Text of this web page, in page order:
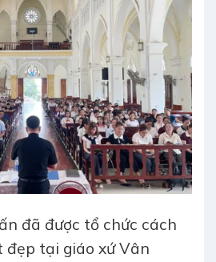
đã được tổ chức cách
đẹp tại giáo xứ Vân